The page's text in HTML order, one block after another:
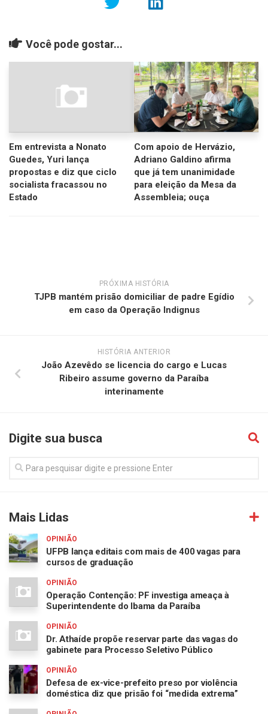
Você pode gostar...
Em entrevista a Nonato
Guedes, Yuri lança
propostas e diz que ciclo
socialista fracassou no
Estado
Com apoio de Hervázio,
Adriano Galdino afirma
que já tem unanimidade
para eleição da Mesa da
Assembleia; ouça
PRÓXIMA HISTÓRIA
TJPB mantém prisão domiciliar de padre Egídio
em caso da Operação Indignus
HISTÓRIA ANTERIOR
João Azevêdo se licencia do cargo e Lucas
Ribeiro assume governo da Paraíba
interinamente
Digite sua busca
Mais Lidas
OPINIÃO
UFPB lança editais com mais de 400 vagas para
cursos de graduação
OPINIÃO
Operação Contenção: PF investiga ameaça à
Superintendente do Ibama da Paraíba
OPINIÃO
Dr. Athaíde propõe reservar parte das vagas do
gabinete para Processo Seletivo Público
OPINIÃO
Defesa de ex-vice-prefeito preso por violência
doméstica diz que prisão foi “medida extrema”